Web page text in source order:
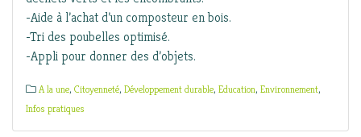
-Aide à l’achat d’un composteur en bois.
-Tri des poubelles optimisé.
-Appli pour donner des d’objets.
A la une, Citoyenneté, Développement durable, Education, Environnement,
Infos pratiques